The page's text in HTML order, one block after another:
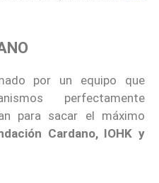
por un equipo que
perfectamente
para sacar el máximo
Cardano, IOHK y